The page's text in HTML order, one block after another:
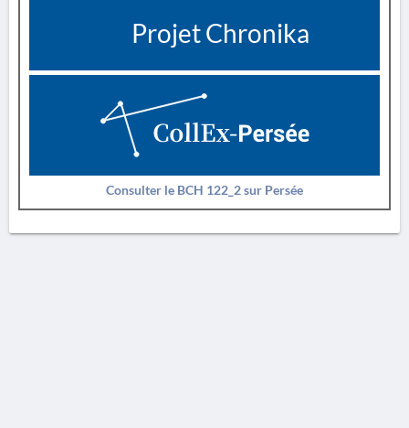
Projet Chronika
Consulter le BCH 122_2 sur Persée